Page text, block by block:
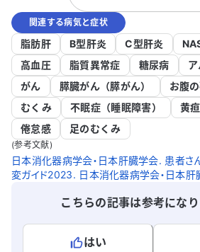
ます。さらに、CT検査で白い陰が見つ
りましたが、これがガンである可能性
るのかどうかも心配です。 これらの点につ
いて、医師に詳しく確認したいと思っ
ます。どのように対処すれば良いのか
ドバイスをいただけると助かります。
関連する病気と症状
脂肪肝 B型肝炎 C型肝炎
高血圧
脂質異常症 糖尿病
がん
膵臓がん（膵がん） お腹
むくみ
不眠症（睡眠障害） 黄疸
倦怠感
足のむくみ
(参考文献)
日本消化器病学会・日本肝臓学会. 患者さ
変ガイド2023. 日本消化器病学会・日本
こちらの記事は参考にな
はい